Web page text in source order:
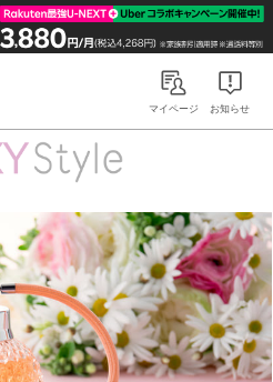
Rakuten RAXYマイページ お知らせ